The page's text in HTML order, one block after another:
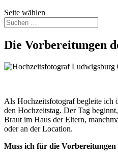
Seite wählen
Die Vorbereitungen
Als Hochzeitsfotograf begleite ich
den Hochzeitstag. Der Tag
Braut im Haus der Eltern,
oder an der Location.
Muss ich für die Vorbereitungen